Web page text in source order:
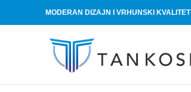
MODERAN DIZAJN I VRHUNSKI KVALITET